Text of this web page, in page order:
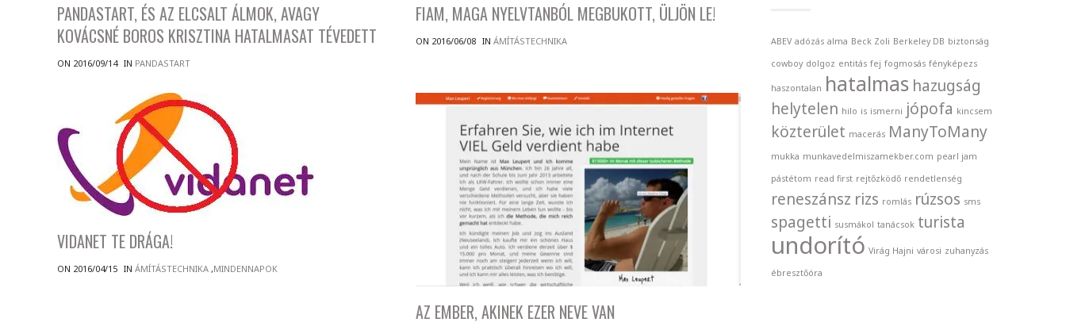
PANDASTART, ÉS AZ ELCSALT ÁLMOK, AVAGY
KOVÁCSNÉ BOROS KRISZTINA HATALMASAT TÉVEDETT
ON 2016/09/14 IN PANDASTART
FIAM, MAGA NYELVTANBÓL MEGBUKOTT, ÜLJÖN LE!
ON 2016/06/08 INÁMÍTÁSTECHNIKA
VIDANET TE DRÁGA!
ON 2016/04/15 IN ÁMÍTÁSTECHNIKA ,MINDENNAPOK
AZ EMBER, AKINEK EZER NEVE VAN
ABEV adózás alma Beck Zoli Berkeley DB biztonság
cowboy dolgoz entitás fej fogmosás fényképezs
haszontalan hatalmas hazugság
helytelen hilo is ismerni jópofa kincsem
közterület macerás ManyToMany
mukka munkavedelmiszamekber.com pearl jam
pástétom read first rejtőzködő rendetlenség
reneszánsz rizs romlás rúzsos sms
spagetti susmákol tanácsok turista
undorító Virág Hajni városi zuhanyzás
ébresztőóra